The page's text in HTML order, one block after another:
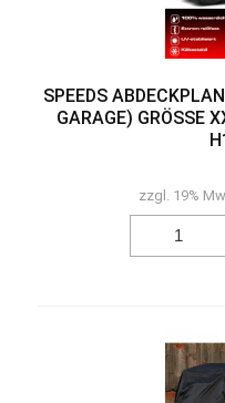
SPEEDS
GARAGE) GRÖSSE
zzgl. 19%